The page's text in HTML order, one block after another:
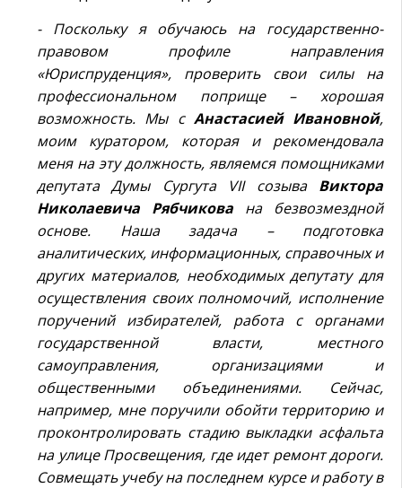
- Поскольку я обучаюсь на государственно-
правовом профиле направления
«Юриспруденция», проверить свои силы на
профессиональном поприще – хорошая
возможность. Мы с Анастасией Ивановной,
моим куратором, которая и рекомендовала
меня на эту должность, являемся помощниками
депутата Думы Сургута VII созыва Виктора
Николаевича Рябчикова на безвозмездной
основе. Наша задача – подготовка
аналитических, информационных, справочных и
других материалов, необходимых депутату для
осуществления своих полномочий, исполнение
поручений избирателей, работа с органами
государственной власти, местного
самоуправления, организациями и
общественными объединениями. Сейчас,
например, мне поручили обойти территорию и
проконтролировать стадию выкладки асфальта
на улице Просвещения, где идет ремонт дороги.
Совмещать учебу на последнем курсе и работу в